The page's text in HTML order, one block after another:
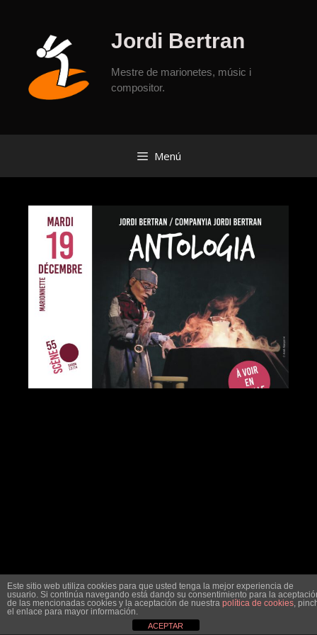
Jordi Bertran
Mestre de marionetes, músic i
compositor.
Menú
Este sitio web utiliza cookies para que usted tenga la mejor experiencia de
usuario. Si continúa navegando está dando su consentimiento para la
de las mencionadas cookies y la aceptación de nuestra política de cookies,
el enlace para mayor información.
ACEPTAR